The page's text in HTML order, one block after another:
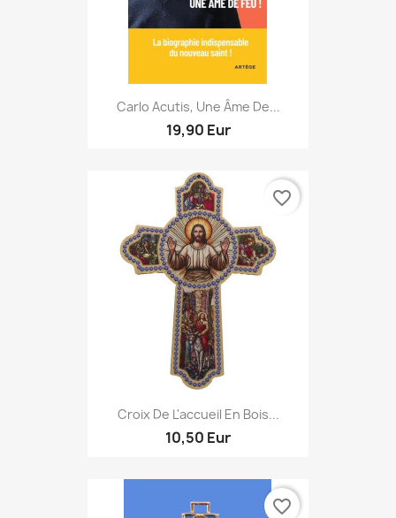
Carlo Acutis, Une Âme De...
19,90 Eur
Croix De L'accueil En Bois...
10,50 Eur
favorite_border
favorite_border